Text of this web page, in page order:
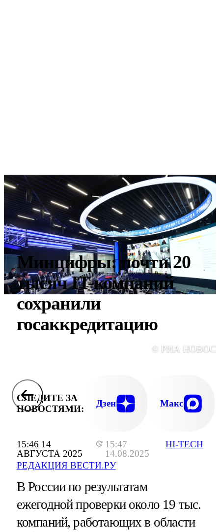
15:46 14
АВГУСТА 2025
15:47
14.08.2025
РЕДАКЦИЯ ВЕСТИ.РУ
HI-TECH
Минцифры: почти 20
тысяч IT-компаний
сохранили
госаккредитацию
© РИА
СЛЕДИТЕ ЗА
НОВОСТЯМИ:
Дзен Макс
В России по результатам
ежегодной проверки около 19 тыс.
компаний, работающих в области